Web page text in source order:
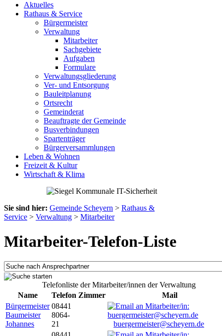
Aktuelles
Rathaus & Service
Bürgermeister
Verwaltung
Mitarbeiter
Sachgebiete
Aufgaben
Formulare
Verwaltungsgliederung
Ver- und Entsorgung
Bauleitplanung
Ortsrecht
Gemeinderat
Beauftragte der Gemeinde
Busverbindungen
Spartenträger
Bürgerversammlungen
Leben & Wohnen
Freizeit & Kultur
Wirtschaft & Klima
Sie sind hier: Gemeinde Scheyern > Rathaus &
Service > Verwaltung > Mitarbeiter
Mitarbeiter-Telefon-Liste
Telefonliste der Mitarbeiter/innen der Verwaltung
Name
Telefon Zimmer
Mail
Bürgermeister
Baumeister
Johannes
08441
8064-
21
buergermeister@scheyern.de